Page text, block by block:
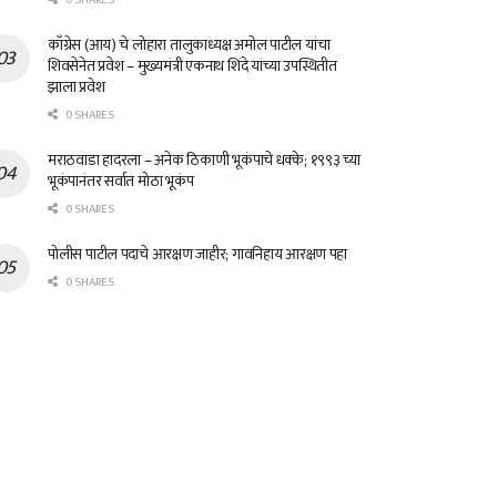
काँग्रेस (आय) चे लोहारा तालुकाध्यक्ष अमोल पाटील यांचा
शिवसेनेत प्रवेश – मुख्यमंत्री एकनाथ शिंदे यांच्या उपस्थितीत
झाला प्रवेश
0 SHARES
मराठवाडा हादरला – अनेक ठिकाणी भूकंपाचे धक्के; १९९३ च्या
भूकंपानंतर सर्वात मोठा भूकंप
0 SHARES
पोलीस पाटील पदाचे आरक्षण जाहीर; गावनिहाय आरक्षण पहा
0 SHARES